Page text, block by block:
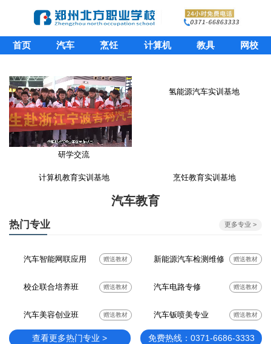
首页 汽车 烹饪 计算机 教具 网校
研学交流
氢能源汽车实训基地
计算机教育实训基地 烹饪教育实训基地
汽车教育
热门专业 更多专业 >
汽车智能网联应用 赠送教材 新能源汽车检测维修 赠送教材
校企联合培养班 赠送教材 汽车电路专修 赠送教材
汽车美容创业班 赠送教材 汽车钣喷美专业 赠送教材
查看更多热门专业 > 免费热线：0371-6686-3333